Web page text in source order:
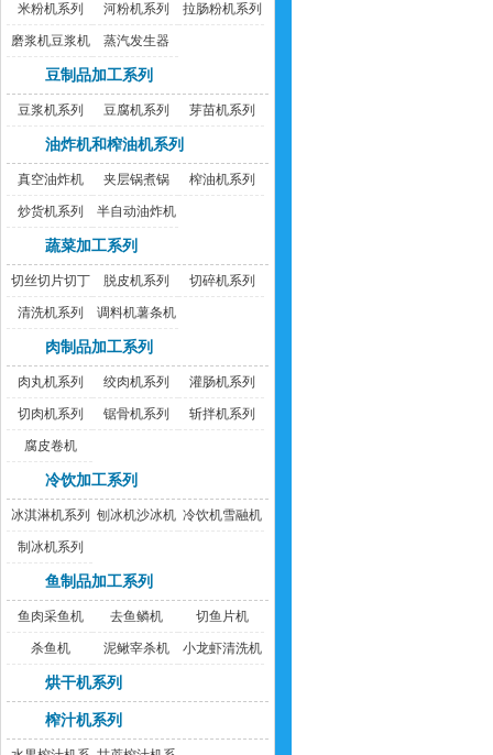
米粉机系列 河粉机系列 拉肠粉机系列
磨浆机豆浆机 蒸汽发生器
豆制品加工系列
豆浆机系列 豆腐机系列 芽苗机系列
油炸机和榨油机系列
真空油炸机 夹层锅煮锅 榨油机系列
炒货机系列 半自动油炸机
蔬菜加工系列
切丝切片切丁
机
脱皮机系列 切碎机系列
清洗机系列 调料机薯条机
肉制品加工系列
肉丸机系列 绞肉机系列 灌肠机系列
切肉机系列 锯骨机系列 斩拌机系列
腐皮卷机
冷饮加工系列
冰淇淋机系列 刨冰机沙冰机 冷饮机雪融机
制冰机系列
鱼制品加工系列
鱼肉采鱼机 去鱼鳞机 切鱼片机
杀鱼机 泥鳅宰杀机 小龙虾清洗机
烘干机系列
榨汁机系列